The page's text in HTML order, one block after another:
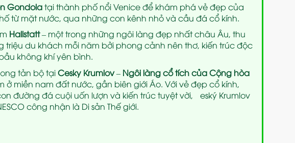
Gondolatại thành phố nổi Venice để khám phá vẻ đẹp của
từ mặt nước, qua những con kênh nhỏ và cầu đá cổ kính.
Hallstatt– một trong những ngôi làng đẹp nhất châu Âu, thu
triệu du khách mỗi năm bởi phong cảnh nên thơ, kiến trúc độc
không khí yên bình.
tản bộ tạiCesky Krumlov– Ngôi làng cổ tích của Cộng hòa
ở miền nam đất nước, gần biên giới Áo. Với vẻ đẹp cổ kính,
đường đá cuội uốn lượn và kiến trúc tuyệt vời, Český Krumlov
công nhận là Di sản Thế giới.